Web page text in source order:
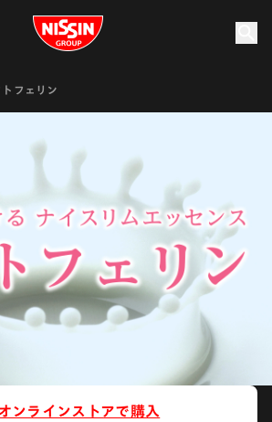
Nissin Group
フェリン
ンラインストアで購入